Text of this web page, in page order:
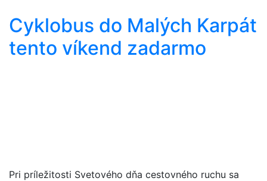
Cyklobus do Malých Karpát
tento víkend zadarmo
Pri príležitosti Svetového dňa cestovného ruchu sa